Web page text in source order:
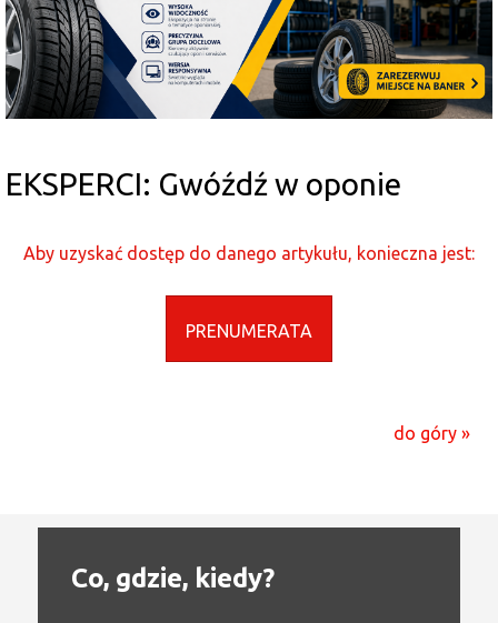
EKSPERCI: Gwóźdź w oponie
Aby uzyskać dostęp do danego artykułu, konieczna jest:
PRENUMERATA
do góry »
Co, gdzie, kiedy?